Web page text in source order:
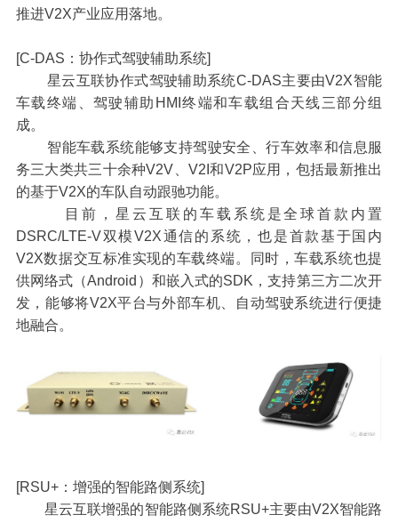
推进V2X产业应用落地。
[C-DAS：协作式驾驶辅助系统]
星云互联协作式驾驶辅助系统C-DAS主要由V2X智能
车载终端、驾驶辅助HMI终端和车载组合天线三部分组
成。
智能车载系统能够支持驾驶安全、行车效率和信息服
务三大类共三十余种V2V、V2I和V2P应用，包括最新推出
的基于V2X的车队自动跟驰功能。
目前，星云互联的车载系统是全球首款内置
DSRC/LTE-V双模V2X通信的系统，也是首款基于国内
V2X数据交互标准实现的车载终端。同时，车载系统也提
供网络式（Android）和嵌入式的SDK，支持第三方二次开
发，能够将V2X平台与外部车机、自动驾驶系统进行便捷
地融合。
[RSU+：增强的智能路侧系统]
星云互联增强的智能路侧系统RSU+主要由V2X智能路